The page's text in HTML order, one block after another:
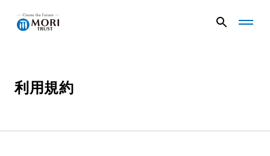
G
v
G
v
企業情報
ニュース
利用規約